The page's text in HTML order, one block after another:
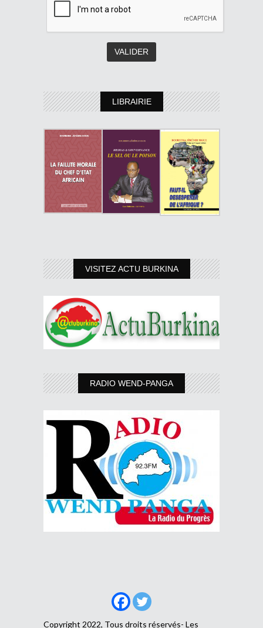
LIBRAIRIE
VISITEZ ACTU BURKINA
RADIO WEND-PANGA
Copyright 2022, Tous droits réservés- Les